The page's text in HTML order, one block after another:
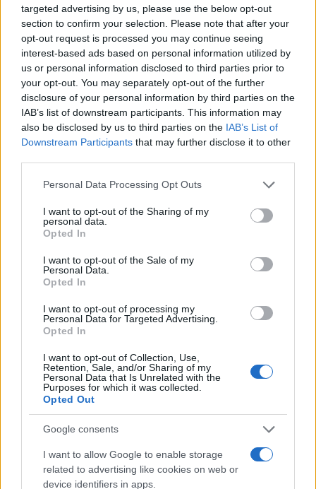
targeted advertising by us, please use the below opt-out
section to confirm your selection. Please note that after your
opt-out request is processed you may continue seeing
interest-based ads based on personal information utilized by
us or personal information disclosed to third parties prior to
your opt-out. You may separately opt-out of the further
disclosure of your personal information by third parties on the
IAB’s list of downstream participants. This information may
also be disclosed by us to third parties on the IAB’s List of
Downstream Participants that may further disclose it to other
Please note that this website/app uses one or more Google
not limited to your visit or usage behaviour. You may click to
grant or deny consent to Google and its third-party tags to
use your data for below specified purposes in below Google
consent section.
Personal Data Processing Opt Outs
I want to opt-out of the Sharing of my
personal data.
Opted In
I want to opt-out of the Sale of my
Personal Data.
Opted In
I want to opt-out of processing my
Personal Data for Targeted Advertising.
Opted In
I want to opt-out of Collection, Use,
Retention, Sale, and/or Sharing of my
Personal Data that Is Unrelated with the
Purposes for which it was collected.
Opted Out
Google consents
I want to allow Google to enable storage
related to advertising like cookies on web or
device identifiers in apps.
Η νεαρή γυναίκα ποτέ δεν το ξεπέρασε σύμφωνα με
μαρτυρίες φίλων της.
Ο πατέρας της ήταν καθηγητής μαθηματικών και
ιδιοκτήτης φροντιστηρίων Μέσης Εκπαίδευσης και
έπεσε νεκρός στις 3 Φεβρουαρίου του 2011, έξω
από το σπίτι του στο Αίγιο. Του είχαν στήσει
έξοδο. Οι δράστες ομολόγησαν την ενοχή τους
Έλεγε χαρακτηριστικά η Μαρίτα για την υπόθεση:
«Πρόκειται για ένα γεγονός που συντάραξε, τον